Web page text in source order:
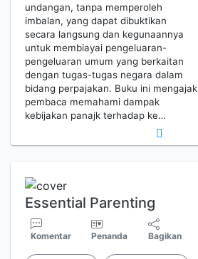
undangan, tanpa memperoleh
imbalan, yang dapat dibuktikan
secara langsung dan kegunaannya
untuk membiayai pengeluaran-
pengeluaran umum yang berkaitan
dengan tugas-tugas negara dalam
bidang perpajakan. Buku ini mengajak
pembaca memahami dampak
kebijakan panajk terhadap ke…
Essential Parenting
Komentar Penanda Bagikan